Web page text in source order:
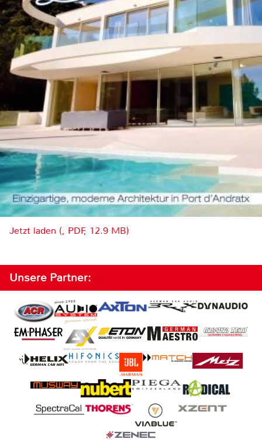
Jetzt laden (, PDF, 12.9 MB)
Unsere Partner: